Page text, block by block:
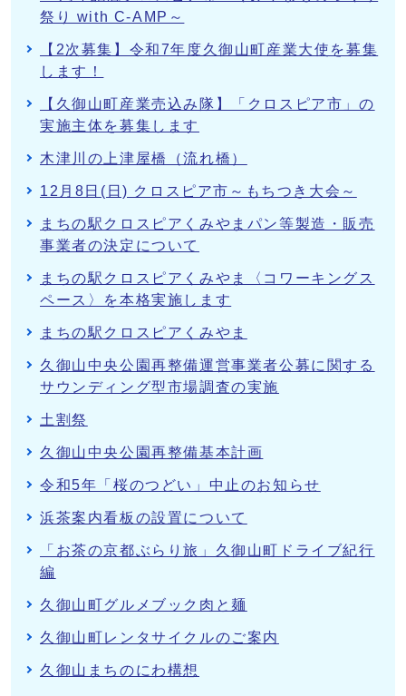
祭り with C-AMP～
【2次募集】令和7年度久御山町産業大使を募集
します！
【久御山町産業売込み隊】「クロスピア市」の
実施主体を募集します
木津川の上津屋橋（流れ橋）
12月8日(日) クロスピア市～もちつき大会～
まちの駅クロスピアくみやまパン等製造・販売
事業者の決定について
まちの駅クロスピアくみやま〈コワーキングス
ペース〉を本格実施します
まちの駅クロスピアくみやま
久御山中央公園再整備運営事業者公募に関する
サウンディング型市場調査の実施
土割祭
久御山中央公園再整備基本計画
令和5年「桜のつどい」中止のお知らせ
浜茶案内看板の設置について
「お茶の京都ぶらり旅」久御山町ドライブ紀行
編
久御山町グルメブック肉と麺
久御山町レンタサイクルのご案内
久御山まちのにわ構想